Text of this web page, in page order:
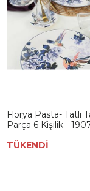
Florya Pasta- Tatlı
Parça 6 Kişilik
TÜKENDİ